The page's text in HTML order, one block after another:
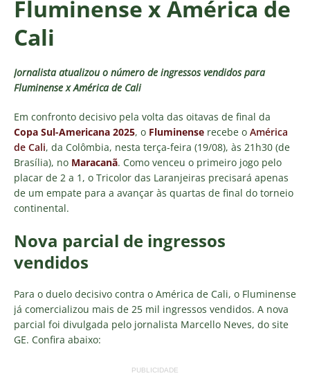
Fluminense x América de
Cali
Jornalista atualizou o número de ingressos vendidos para
Fluminense x América de Cali
Em confronto decisivo pela volta das oitavas de final da
Copa Sul-Americana 2025, o Fluminense recebe o América
de Cali, da Colômbia, nesta terça-feira (19/08), às 21h30 (de
Brasília), no Maracanã. Como venceu o primeiro jogo pelo
placar de 2 a 1, o Tricolor das Laranjeiras precisará apenas
de um empate para a avançar às quartas de final do torneio
continental.
Nova parcial de ingressos
vendidos
Para o duelo decisivo contra o América de Cali, o Fluminense
já comercializou mais de 25 mil ingressos vendidos. A nova
parcial foi divulgada pelo jornalista Marcello Neves, do site
GE. Confira abaixo:
PUBLICIDADE